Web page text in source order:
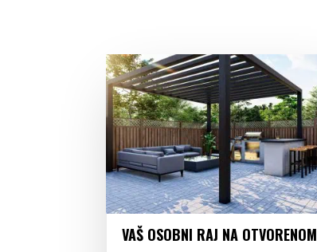
VAŠ OSOBNI RAJ NA OTVORENOM